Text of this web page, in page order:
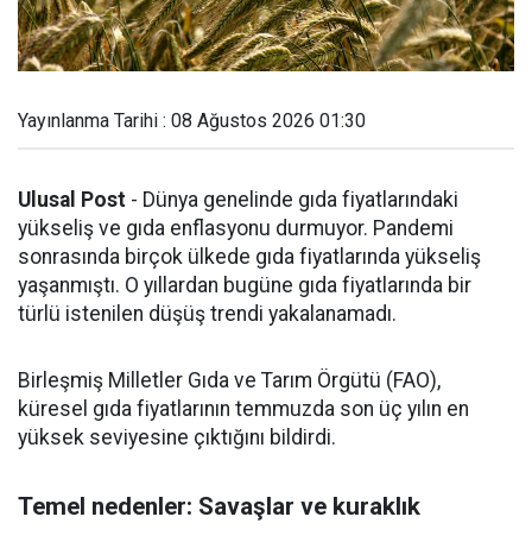
Yayınlanma Tarihi : 08 Ağustos 2026 01:30
Ulusal Post - Dünya genelinde gıda fiyatlarındaki
yükseliş ve gıda enflasyonu durmuyor. Pandemi
sonrasında birçok ülkede gıda fiyatlarında yükseliş
yaşanmıştı. O yıllardan bugüne gıda fiyatlarında bir
türlü istenilen düşüş trendi yakalanamadı.
Birleşmiş Milletler Gıda ve Tarım Örgütü (FAO),
küresel gıda fiyatlarının temmuzda son üç yılın en
yüksek seviyesine çıktığını bildirdi.
Temel nedenler: Savaşlar ve kuraklık